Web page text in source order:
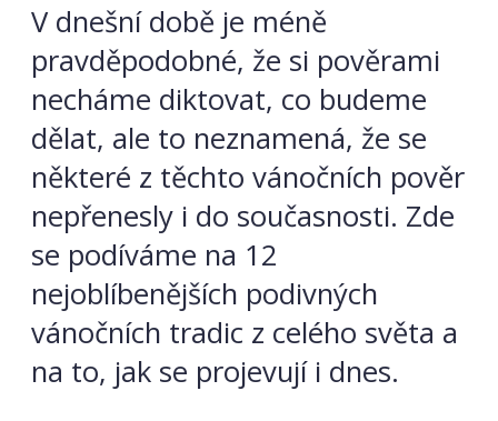
V dnešní době je méně
pravděpodobné, že si pověrami
necháme diktovat, co budeme
dělat, ale to neznamená, že se
některé z těchto vánočních pověr
nepřenesly i do současnosti. Zde
se podíváme na 12
nejoblíbenějších podivných
vánočních tradic z celého světa a
na to, jak se projevují i dnes.